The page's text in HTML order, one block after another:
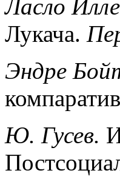
Ласло
Лукача.
Эндре
Ю. Гусев.